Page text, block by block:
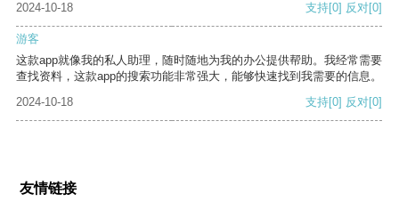
2024-10-18
支持[0] 反对[0]
游客
这款app就像我的私人助理，随时随地为我的办公提供帮助。我经常需要
查找资料，这款app的搜索功能非常强大，能够快速找到我需要的信息。
2024-10-18
支持[0] 反对[0]
友情链接